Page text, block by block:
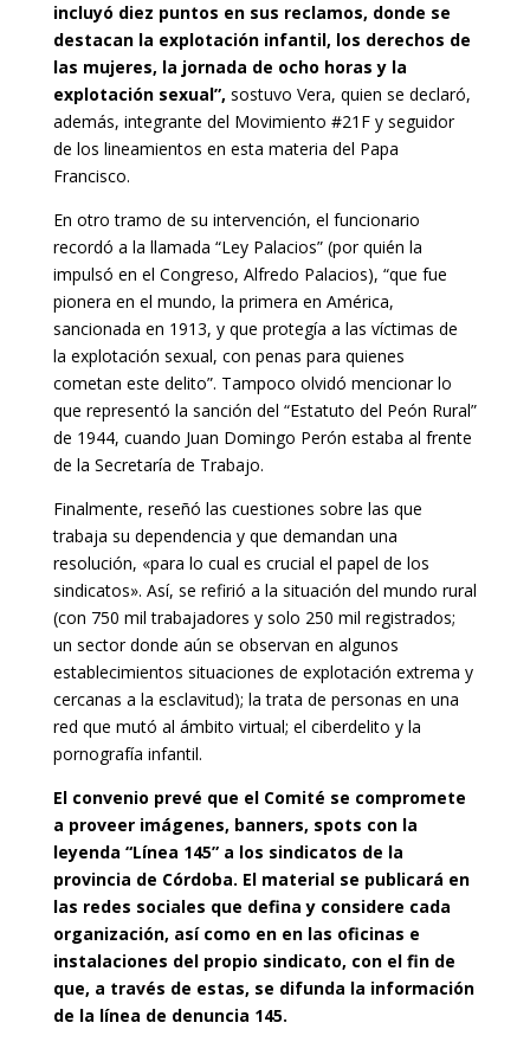
incluyó diez puntos en sus reclamos, donde se
destacan la explotación infantil, los derechos de
las mujeres, la jornada de ocho horas y la
explotación sexual”, sostuvo Vera, quien se declaró,
además, integrante del Movimiento #21F y seguidor
de los lineamientos en esta materia del Papa
Francisco.
En otro tramo de su intervención, el funcionario
recordó a la llamada “Ley Palacios” (por quién la
impulsó en el Congreso, Alfredo Palacios), “que fue
pionera en el mundo, la primera en América,
sancionada en 1913, y que protegía a las víctimas de
la explotación sexual, con penas para quienes
cometan este delito”. Tampoco olvidó mencionar lo
que representó la sanción del “Estatuto del Peón Rural”
de 1944, cuando Juan Domingo Perón estaba al frente
de la Secretaría de Trabajo.
Finalmente, reseñó las cuestiones sobre las que
trabaja su dependencia y que demandan una
resolución, «para lo cual es crucial el papel de los
sindicatos». Así, se refirió a la situación del mundo rural
(con 750 mil trabajadores y solo 250 mil registrados;
un sector donde aún se observan en algunos
establecimientos situaciones de explotación extrema y
cercanas a la esclavitud); la trata de personas en una
red que mutó al ámbito virtual; el ciberdelito y la
pornografía infantil.
El convenio prevé que el Comité se compromete
a proveer imágenes, banners, spots con la
leyenda “Línea 145” a los sindicatos de la
provincia de Córdoba. El material se publicará en
las redes sociales que defina y considere cada
organización, así como en en las oficinas e
instalaciones del propio sindicato, con el fin de
que, a través de estas, se difunda la información
de la línea de denuncia 145.